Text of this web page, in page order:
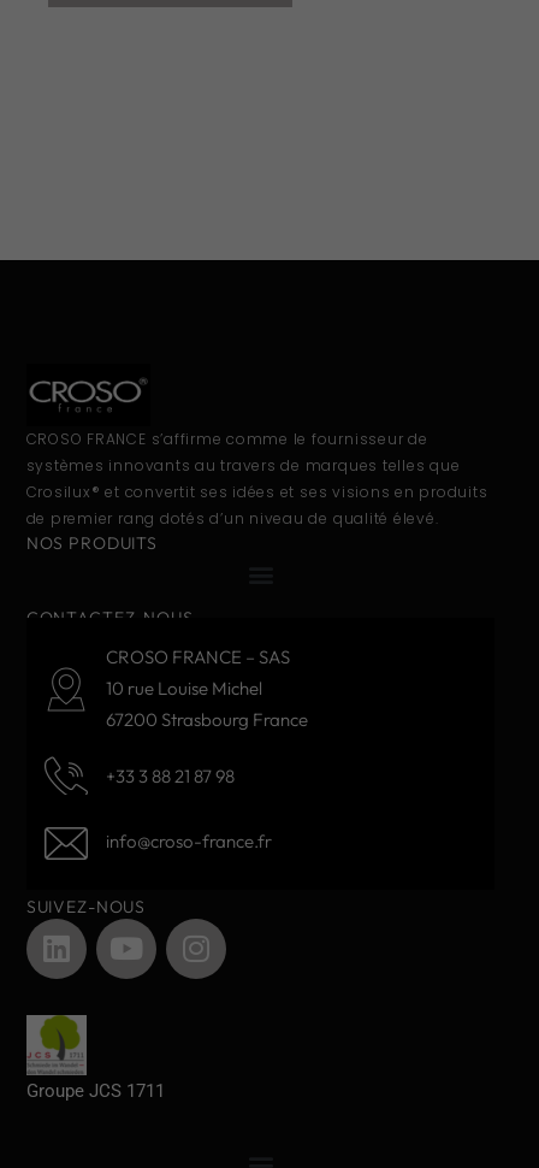
CROSO FRANCE s’affirme comme le fournisseur de
systèmes innovants au travers de marques telles que
Crosilux® et convertit ses idées et ses visions en produits
de premier rang dotés d’un niveau de qualité élevé.
NOS PRODUITS
CONTACTEZ-NOUS
CROSO FRANCE – SAS
10 rue Louise Michel
67200 Strasbourg France
+33 3 88 21 87 98
info@croso-france.fr
SUIVEZ-NOUS
Groupe JCS 1711